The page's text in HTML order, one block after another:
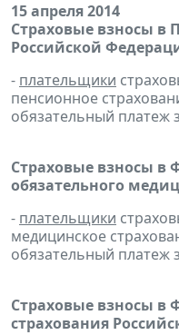
15 апреля 2014
Страховые взносы
Российской
- плательщики
пенсионное
обязательный платеж
Страховые взносы
обязательного
- плательщики
медицинское
обязательный платеж
Страховые взносы в
страхования